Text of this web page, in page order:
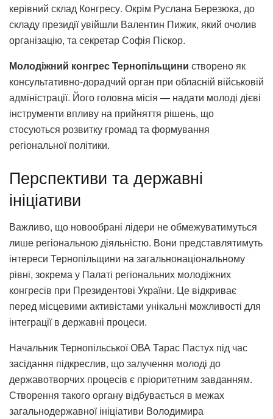
керівний склад Конгресу. Окрім Руслана Березюка, до
складу президії увійшли Валентин Пижик, який очолив
організацію, та секретар Софія Піскор.
Молодіжний конгрес Тернопільщини створено як
консультативно-дорадчий орган при обласній військовій
адміністрації. Його головна місія — надати молоді дієві
інструменти впливу на прийняття рішень, що
стосуються розвитку громад та формування
регіональної політики.
Перспективи та державні
ініціативи
Важливо, що новообрані лідери не обмежуватимуться
лише регіональною діяльністю. Вони представлятимуть
інтереси Тернопільщини на загальнонаціональному
рівні, зокрема у Палаті регіональних молодіжних
конгресів при Президентові України. Це відкриває
перед місцевими активістами унікальні можливості для
інтеграції в державні процеси.
Начальник Тернопільської ОВА Тарас Пастух під час
засідання підкреслив, що залучення молоді до
державотворчих процесів є пріоритетним завданням.
Створення такого органу відбувається в межах
загальнодержавної ініціативи Володимира